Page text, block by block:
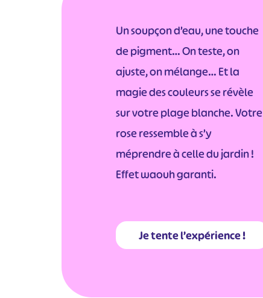
Un soupçon d’eau, une touche
de pigment… On teste, on
ajuste, on mélange… Et la
magie des couleurs se révèle
sur votre plage blanche. Votre
rose ressemble à s’y
méprendre à celle du jardin !
Effet waouh garanti.
Je tente l’expérience !